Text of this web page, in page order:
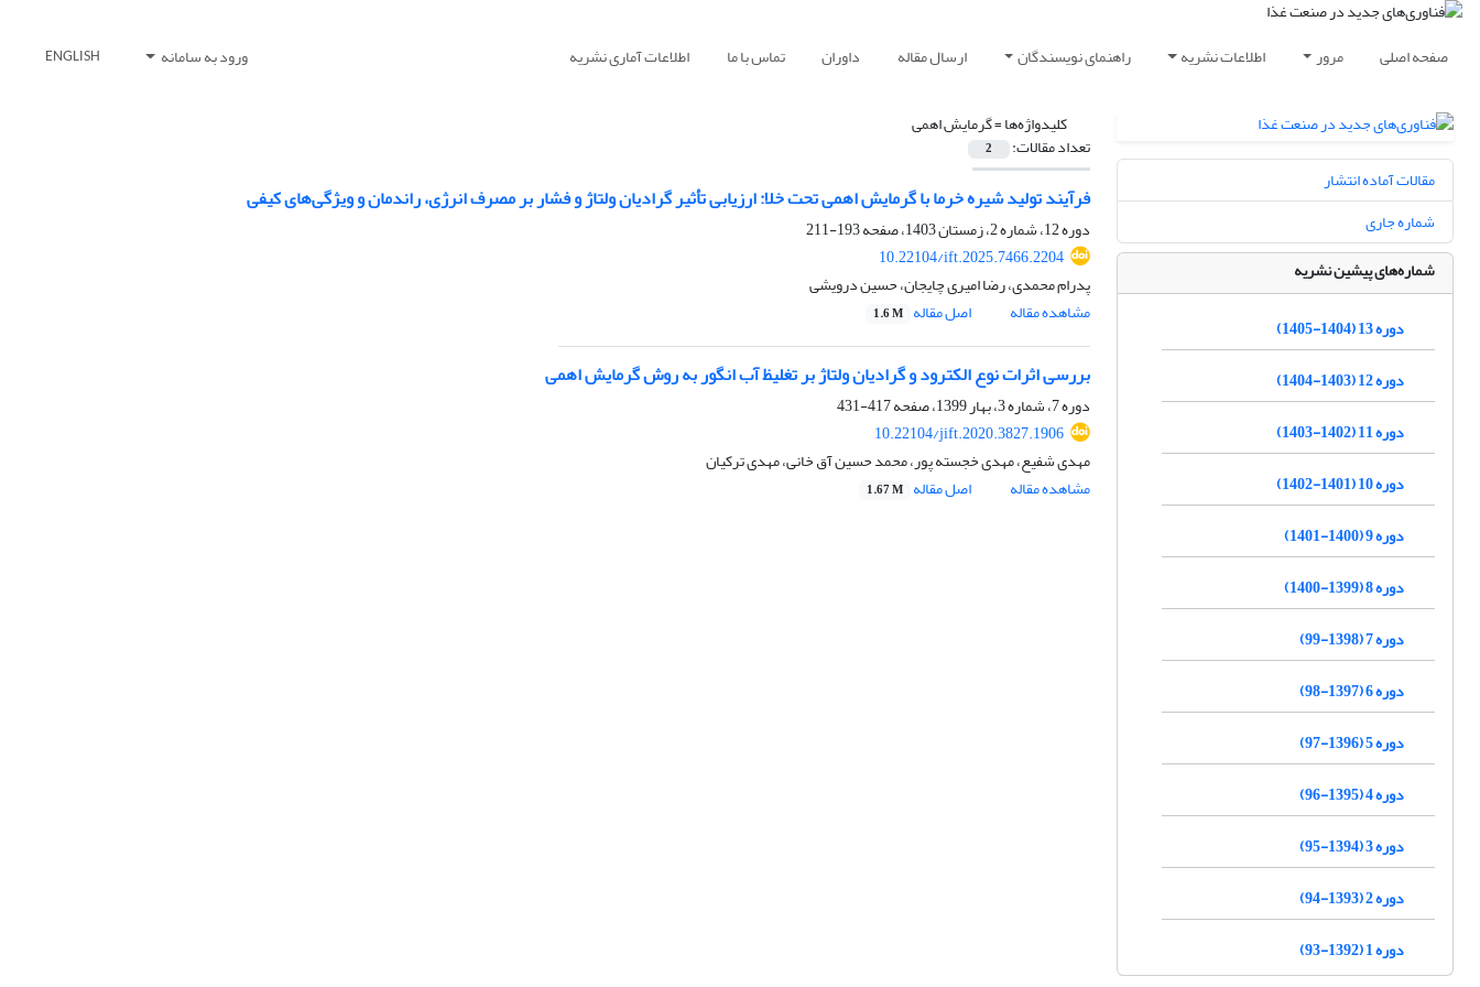
صفحه اصلی مرور اطلاعات نشریه راهنمای نویسندگان ارسال مقاله داوران تماس با ما اطلاعات آماری نشریه ورود به سامانه ENGLISH
کلیدواژه‌ها =گرمایش اهمی
تعداد مقالات: 2
فرآیند تولید شیره خرما با گرمایش اهمی تحت خلا: ارزیابی تأثیر گرادیان ولتاژ و فشار بر مصرف انرژی، راندمان و ویژگی‌های کیفی
دوره 12، شماره 2، زمستان 1403، صفحه
193-211
10.22104/ift.2025.7466.2204
پدرام محمدی، رضا امیری چایجان، حسین درویشی
مشاهده مقاله
اصل مقاله 1.6 M
بررسی اثرات نوع الکترود و گرادیان ولتاژ بر تغلیظ آب انگور به روش گرمایش اهمی
دوره 7، شماره 3، بهار 1399، صفحه
417-431
10.22104/jift.2020.3827.1906
مهدی شفیع، مهدی خجسته پور، محمد حسین آق خانی، مهدی ترکیان
مشاهده مقاله
اصل مقاله 1.67 M
مقالات آماده انتشار
شماره جاری
شماره‌های پیشین نشریه
دوره 13 (1404-1405)
دوره 12 (1403-1404)
دوره 11 (1402-1403)
دوره 10 (1401-1402)
دوره 9 (1400-1401)
دوره 8 (1399-1400)
دوره 7 (1398-99)
دوره 6 (1397-98)
دوره 5 (1396-97)
دوره 4 (1395-96)
دوره 3 (1394-95)
دوره 2 (1393-94)
دوره 1 (1392-93)